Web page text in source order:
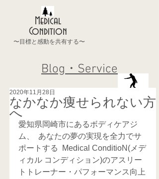
Medical
Condition
〜目標と感動を共有する〜
Blog・Service
なかなか痩せられない方
へ
2020年11月28日
愛知県岡崎市にあるボディケアジ
ム、  あなたの夢の実現を全力でサ
ポートする  Medical ConditioN(メデ
ィカル コンディション)のアスリー
トトレーナー・パフォーマンス向上